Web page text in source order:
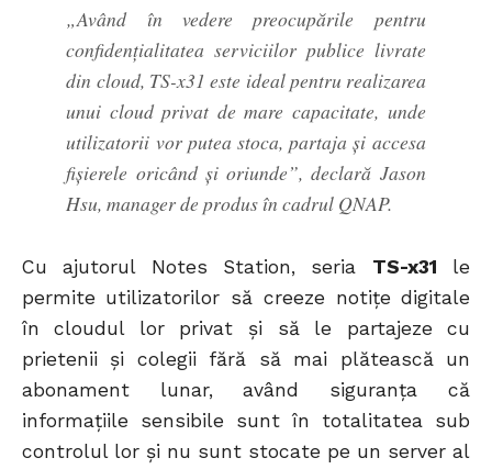
„Având în vedere preocupările pentru
confidențialitatea serviciilor publice livrate
din cloud, TS-x31 este ideal pentru realizarea
unui cloud privat de mare capacitate, unde
utilizatorii vor putea stoca, partaja și accesa
fișierele oricând și oriunde”, declară Jason
Hsu, manager de produs în cadrul QNAP.
Cu ajutorul Notes Station, seria TS-x31 le
permite utilizatorilor să creeze notițe digitale
în cloudul lor privat și să le partajeze cu
prietenii și colegii fără să mai plătească un
abonament lunar, având siguranța că
informațiile sensibile sunt în totalitatea sub
controlul lor și nu sunt stocate pe un server al